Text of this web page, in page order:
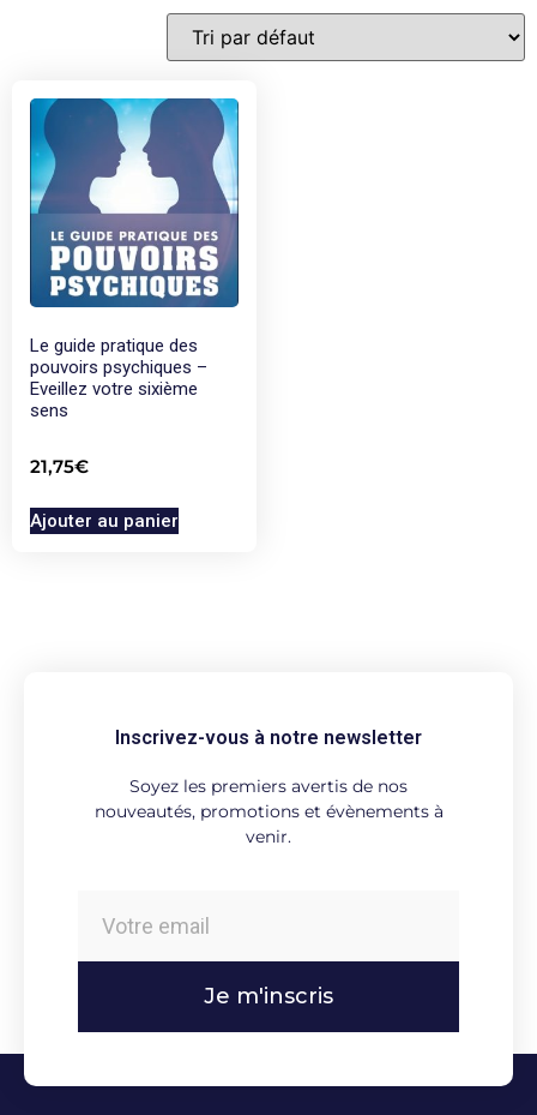
Le guide pratique des
pouvoirs psychiques –
Eveillez votre sixième
sens
21,75€
Ajouter au panier
Inscrivez-vous à notre newsletter
Soyez les premiers avertis de nos
nouveautés, promotions et évènements à
venir.
Je m'inscris